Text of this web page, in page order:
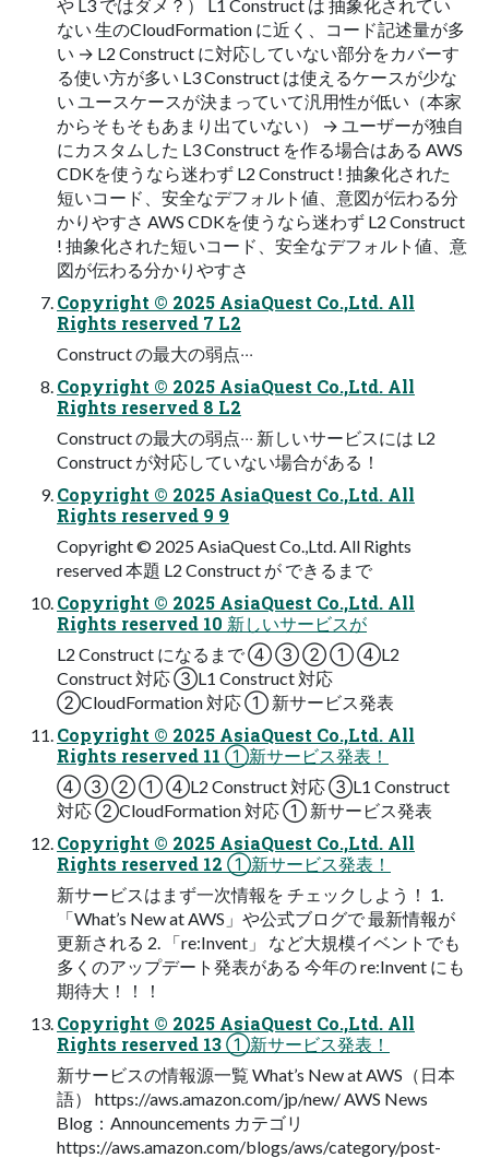
や L3 ではダメ？） L1 Construct は 抽象化されてい
ない ⽣のCloudFormation に近く、コード記述量が多
い → L2 Construct に対応していない部分をカバーす
る使い⽅が多い L3 Construct は使えるケースが少な
い ユースケースが決まっていて汎⽤性が低い（本家
からそもそもあまり出ていない） → ユーザーが独⾃
にカスタムした L3 Construct を作る場合はある AWS
CDKを使うなら迷わず L2 Construct ! 抽象化された
短いコード、安全なデフォルト値、意図が伝わる分
かりやすさ AWS CDKを使うなら迷わず L2 Construct
! 抽象化された短いコード、安全なデフォルト値、意
図が伝わる分かりやすさ
Copyright © 2025 AsiaQuest Co.,Ltd. All
Rights reserved 7 L2
Construct の最⼤の弱点‧‧‧
Copyright © 2025 AsiaQuest Co.,Ltd. All
Rights reserved 8 L2
Construct の最⼤の弱点‧‧‧ 新しいサービスには L2
Construct が対応していない場合がある！
Copyright © 2025 AsiaQuest Co.,Ltd. All
Rights reserved 9 9
Copyright © 2025 AsiaQuest Co.,Ltd. All Rights
reserved 本題 L2 Construct が できるまで
Copyright © 2025 AsiaQuest Co.,Ltd. All
Rights reserved 10 新しいサービスが
L2 Construct になるまで ④ ③ ② ① ④L2
Construct 対応 ③L1 Construct 対応
②CloudFormation 対応 ① 新サービス発表
Copyright © 2025 AsiaQuest Co.,Ltd. All
Rights reserved 11 ①新サービス発表！
④ ③ ② ① ④L2 Construct 対応 ③L1 Construct
対応 ②CloudFormation 対応 ① 新サービス発表
Copyright © 2025 AsiaQuest Co.,Ltd. All
Rights reserved 12 ①新サービス発表！
新サービスはまず⼀次情報を チェックしよう！ 1.
「What’s New at AWS」や公式ブログで 最新情報が
更新される 2. 「re:Invent」 など⼤規模イベントでも
多くのアップデート発表がある 今年の re:Invent にも
期待⼤！！！
Copyright © 2025 AsiaQuest Co.,Ltd. All
Rights reserved 13 ①新サービス発表！
新サービスの情報源⼀覧 What’s New at AWS（⽇本
語） https://aws.amazon.com/jp/new/ AWS News
Blog：Announcements カテゴリ
https://aws.amazon.com/blogs/aws/category/post-